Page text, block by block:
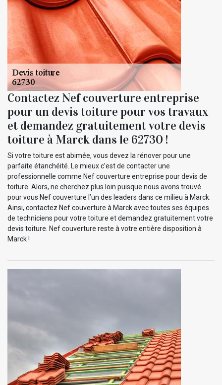
Contactez Nef couverture entreprise
pour un devis toiture pour vos travaux
et demandez gratuitement votre devis
toiture à Marck dans le 62730 !
Si votre toiture est abimée, vous devez la rénover pour une
parfaite étanchéité. Le mieux c’est de contacter une
professionnelle comme Nef couverture entreprise pour devis de
toiture. Alors, ne cherchez plus loin puisque nous avons trouvé
pour vous Nef couverture l’un des leaders dans ce milieu à Marck.
Ainsi, contactez Nef couverture à Marck avec toutes ses équipes
de techniciens pour votre toiture et demandez gratuitement votre
devis toiture. Nef couverture reste à votre entière disposition à
Marck !